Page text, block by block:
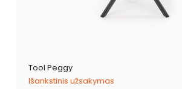
Tool Peggy
Išankstinis užsakymas